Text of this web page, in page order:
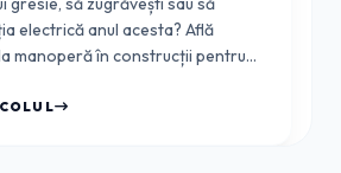
electrică anul acesta? Află
manoperă în construcții pentru